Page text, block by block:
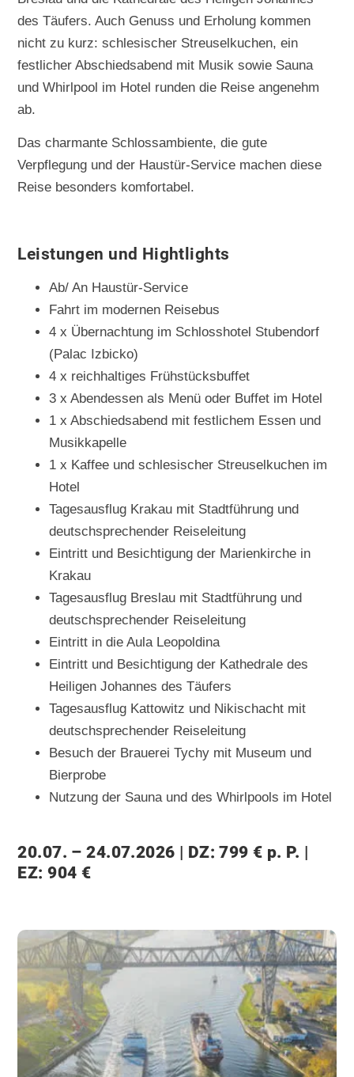
des Täufers. Auch Genuss und Erholung kommen
nicht zu kurz: schlesischer Streuselkuchen, ein
festlicher Abschiedsabend mit Musik sowie Sauna
und Whirlpool im Hotel runden die Reise angenehm
ab.
Das charmante Schlossambiente, die gute
Verpflegung und der Haustür-Service machen diese
Reise besonders komfortabel.
Leistungen und Hightlights
Ab/ An Haustür-Service
Fahrt im modernen Reisebus
4 x Übernachtung im Schlosshotel Stubendorf
(Palac Izbicko)
4 x reichhaltiges Frühstücksbuffet
3 x Abendessen als Menü oder Buffet im Hotel
1 x Abschiedsabend mit festlichem Essen und
Musikkapelle
1 x Kaffee und schlesischer Streuselkuchen im
Hotel
Tagesausflug Krakau mit Stadtführung und
deutschsprechender Reiseleitung
Eintritt und Besichtigung der Marienkirche in
Krakau
Tagesausflug Breslau mit Stadtführung und
deutschsprechender Reiseleitung
Eintritt in die Aula Leopoldina
Eintritt und Besichtigung der Kathedrale des
Heiligen Johannes des Täufers
Tagesausflug Kattowitz und Nikischacht mit
deutschsprechender Reiseleitung
Besuch der Brauerei Tychy mit Museum und
Bierprobe
Nutzung der Sauna und des Whirlpools im Hotel
20.07. – 24.07.2026 | DZ: 799 € p. P. |
EZ: 904 €